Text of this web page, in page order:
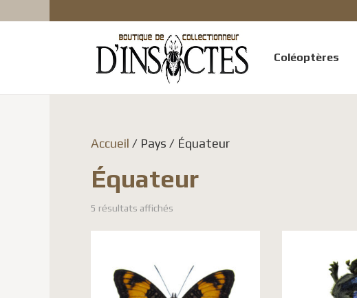
Coléoptères
Accueil / Pays / Équateur
Équateur
5 résultats affichés